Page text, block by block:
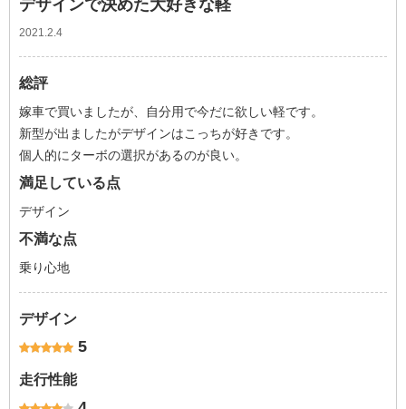
デザインで決めた大好きな軽
2021.2.4
総評
嫁車で買いましたが、自分用で今だに欲しい軽です。
新型が出ましたがデザインはこっちが好きです。
個人的にターボの選択があるのが良い。
満足している点
デザイン
不満な点
乗り心地
デザイン
5
走行性能